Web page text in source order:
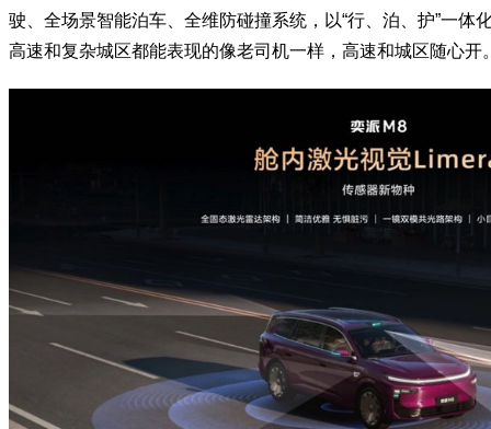
驶、全场景智能泊车、全维防碰撞系统，以“行、泊、护”一体
高速和复杂城区都能表现的像老司机一样，高速和城区随心开